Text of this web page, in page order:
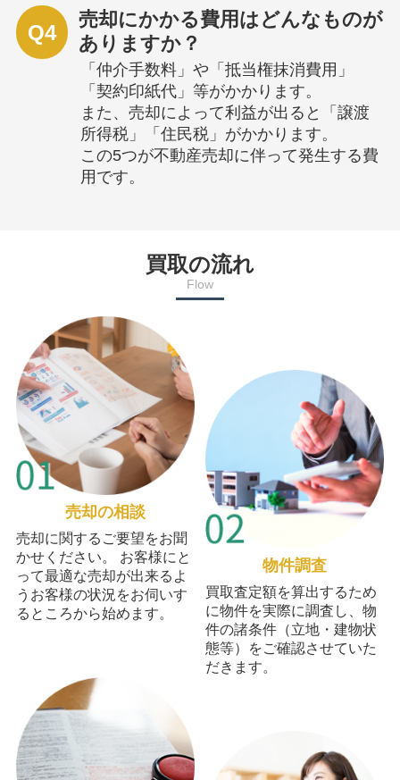
Q4
売却にかかる費用はどんなものが
ありますか？
「仲介手数料」や「抵当権抹消費用」
「契約印紙代」等がかかります。
また、売却によって利益が出ると「譲渡
所得税」「住民税」がかかります。
この5つが不動産売却に伴って発生する費
用です。
買取の流れ
Flow
売却の相談
売却に関するご要望をお聞
かせください。 お客様にと
って最適な売却が出来るよ
うお客様の状況をお伺いす
るところから始めます。
物件調査
買取査定額を算出するため
に物件を実際に調査し、物
件の諸条件（立地・建物状
態等）をご確認させていた
だきます。